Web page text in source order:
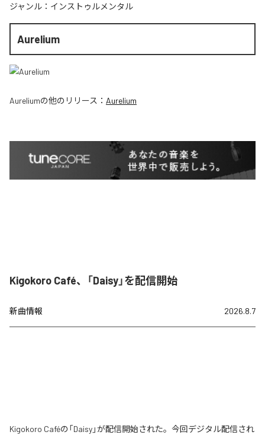
ジャンル： インストゥルメンタル
Aurelium
Aureliumの他のリリース： Aurelium
Kigokoro Café、「Daisy」を配信開始
新曲情報 2026.8.7
Kigokoro Caféの「Daisy」が配信開始された。今回デジタル配信され